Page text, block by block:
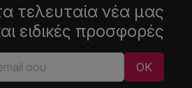
τελευταία νέα μας
ειδικές προσφορές